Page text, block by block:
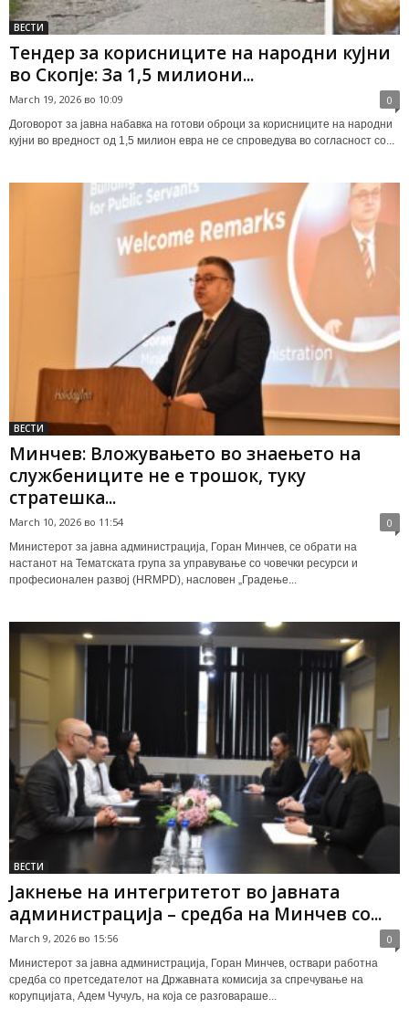
ВЕСТИ
Тендер за корисниците на народни кујни
во Скопје: За 1,5 милиони...
March 19, 2026 во 10:09 0
Договорот за јавна набавка на готови оброци за корисниците на народни
кујни во вредност од 1,5 милион евра не се спроведува во согласност со...
ВЕСТИ
Минчев: Вложувањето во знаењето на
службениците не е трошок, туку
стратешка...
March 10, 2026 во 11:54 0
Министерот за јавна администрација, Горан Минчев, се обрати на
настанот на Тематската група за управување со човечки ресурси и
професионален развој (HRMPD), насловен „Градење...
ВЕСТИ
Јакнење на интегритетот во јавната
администрација – средба на Минчев со...
March 9, 2026 во 15:56 0
Министерот за јавна администрација, Горан Минчев, оствари работна
средба со претседателот на Државната комисија за спречување на
корупцијата, Адем Чучуљ, на која се разговараше...